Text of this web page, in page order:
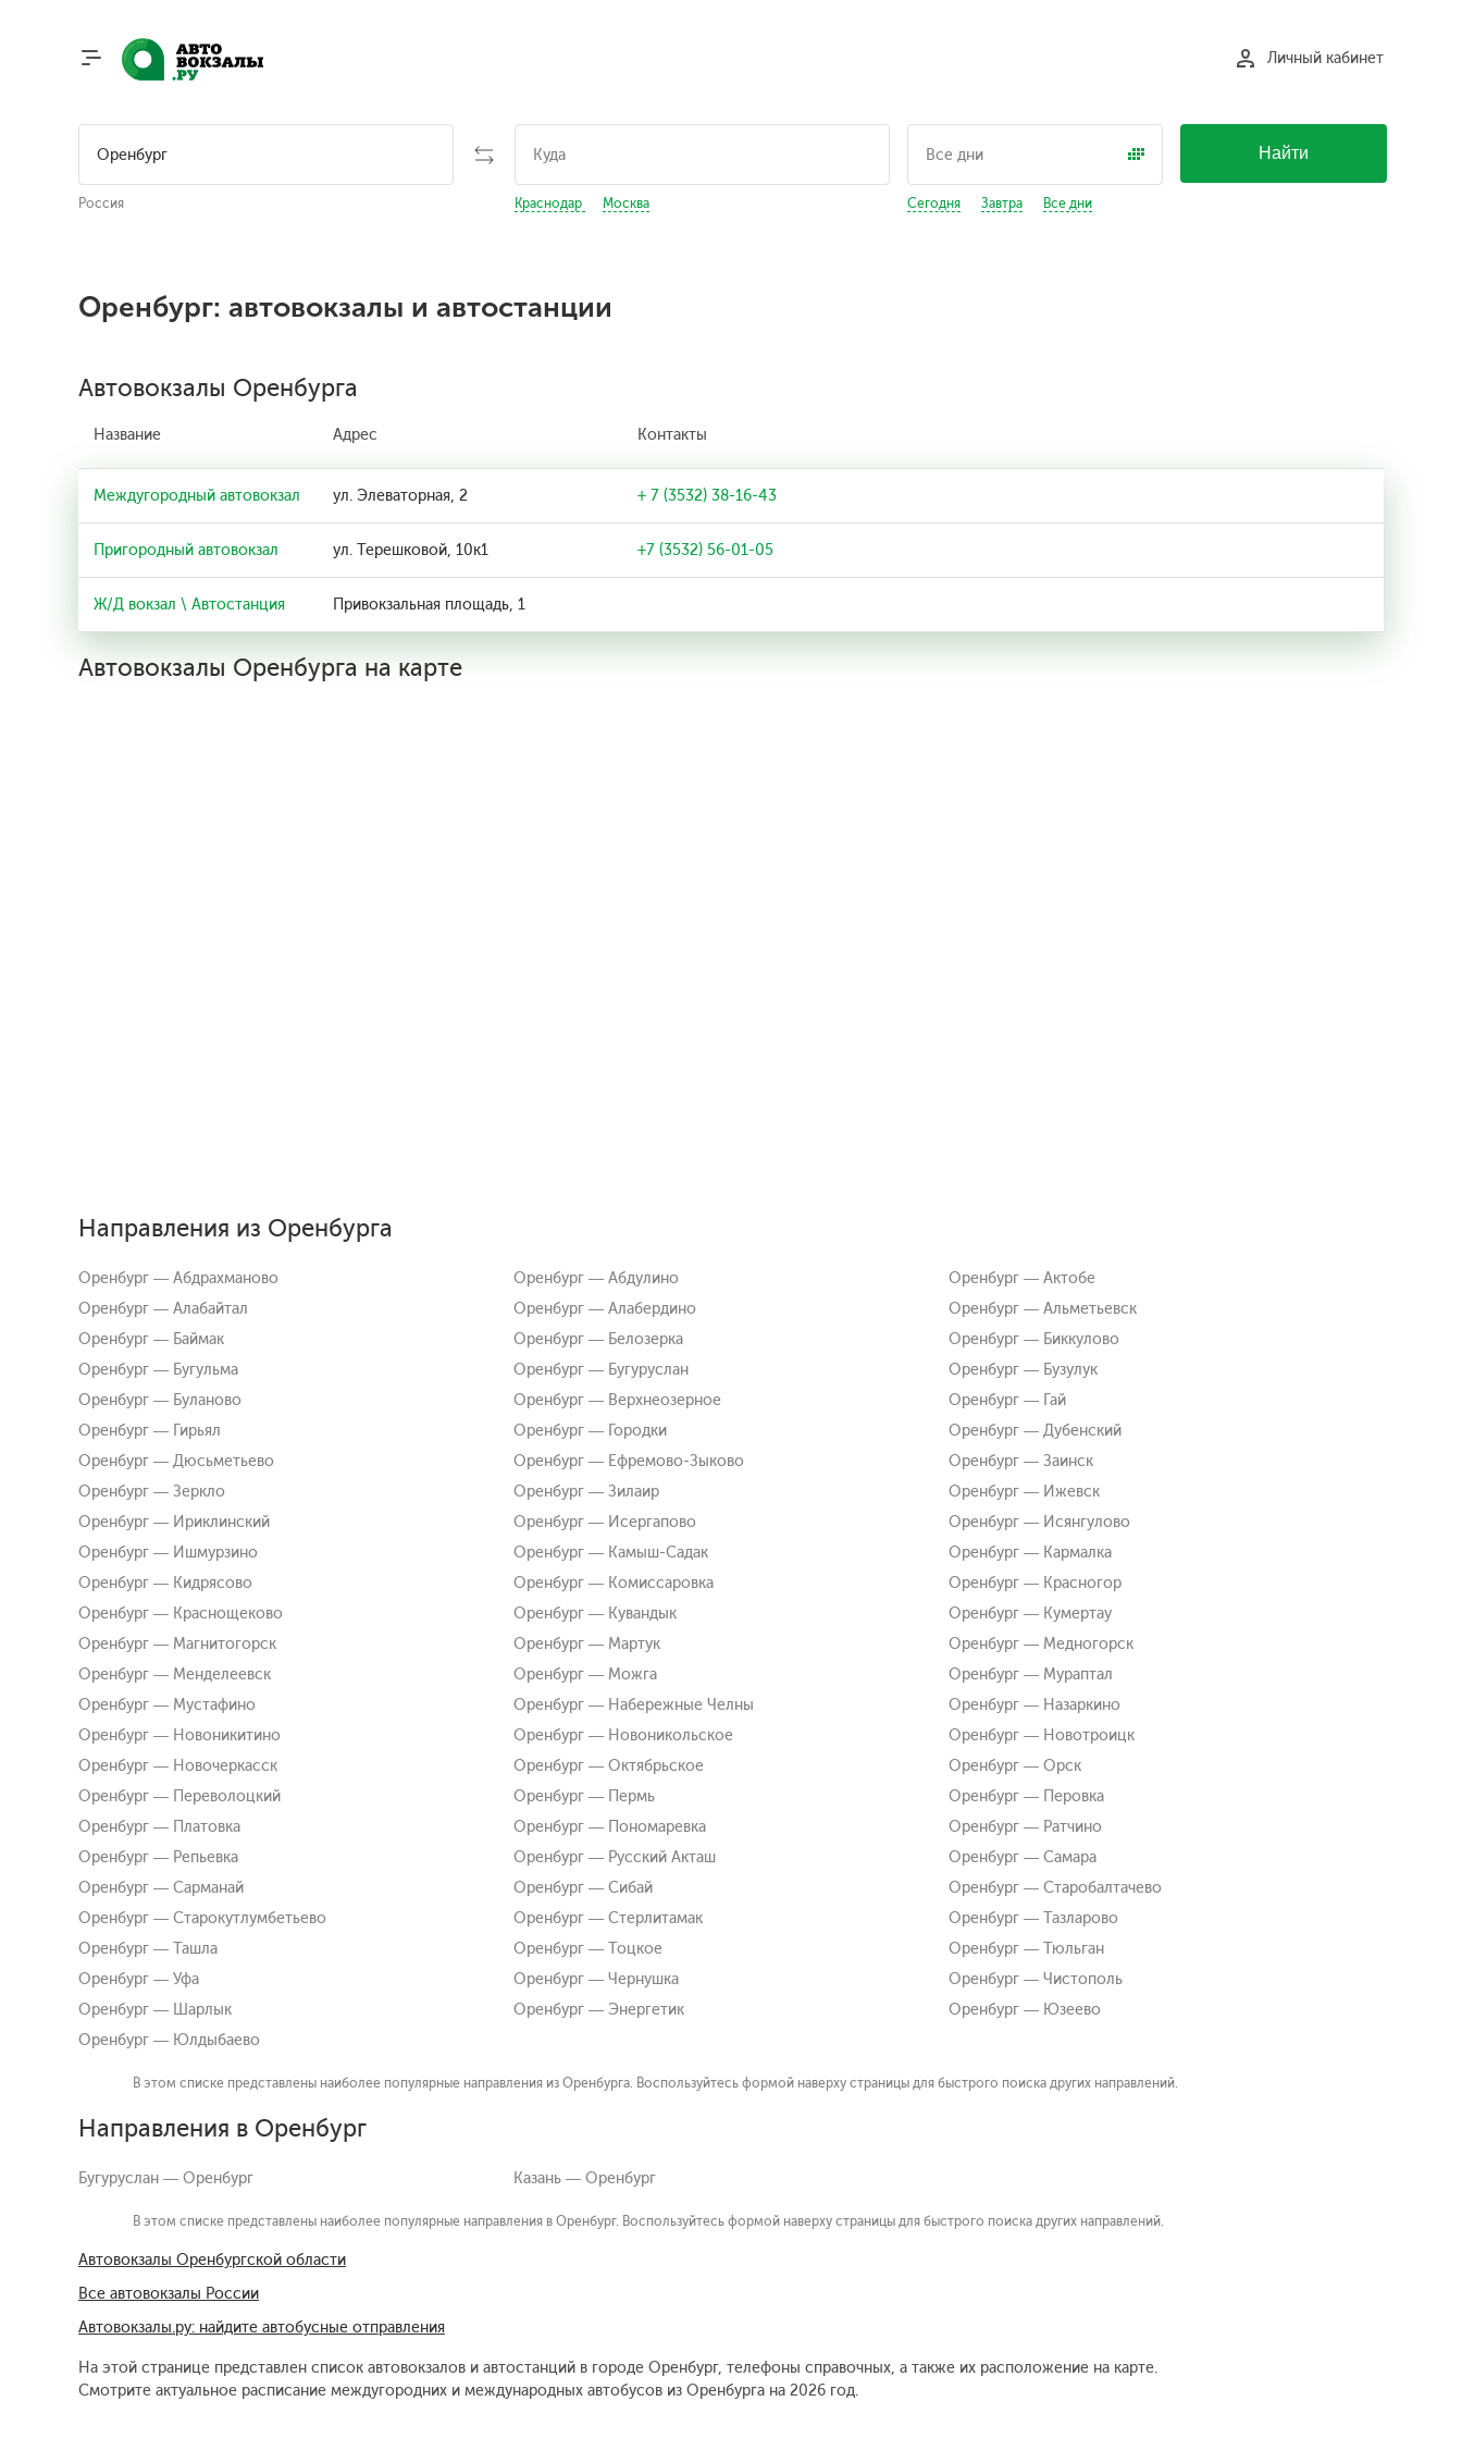
Личный кабинет
Россия Краснодар Москва Сегодня Завтра Все дни
Найти
Оренбург: автовокзалы и автостанции
Автовокзалы Оренбурга
Название Адрес Контакты
Междугородный автовокзал ул. Элеваторная, 2 + 7 (3532) 38-16-43
Пригородный автовокзал ул. Терешковой, 10к1 +7 (3532) 56-01-05
Ж/Д вокзал \ Автостанция Привокзальная площадь, 1
Автовокзалы Оренбурга на карте
Направления из Оренбурга
Оренбург — Абдрахманово Оренбург — Абдулино
Оренбург — Актобе
Оренбург — Алабайтал
Оренбург — Алабердино
Оренбург — Альметьевск
Оренбург — Баймак
Оренбург — Белозерка
Оренбург — Биккулово
Оренбург — Бугульма
Оренбург — Бугуруслан
Оренбург — Бузулук
Оренбург — Буланово
Оренбург — Верхнеозерное
Оренбург — Гай
Оренбург — Гирьял
Оренбург — Городки
Оренбург — Дубенский
Оренбург — Дюсьметьево
Оренбург — Ефремово-Зыково
Оренбург — Заинск
Оренбург — Зеркло
Оренбург — Зилаир
Оренбург — Ижевск
Оренбург — Ириклинский
Оренбург — Исергапово
Оренбург — Исянгулово
Оренбург — Ишмурзино
Оренбург — Камыш-Садак
Оренбург — Кармалка
Оренбург — Кидрясово
Оренбург — Комиссаровка
Оренбург — Красногор
Оренбург — Краснощеково
Оренбург — Кувандык
Оренбург — Кумертау
Оренбург — Магнитогорск
Оренбург — Мартук
Оренбург — Медногорск
Оренбург — Менделеевск
Оренбург — Можга
Оренбург — Мураптал
Оренбург — Мустафино
Оренбург — Набережные Челны
Оренбург — Назаркино
Оренбург — Новоникитино
Оренбург — Новоникольское
Оренбург — Новотроицк
Оренбург — Новочеркасск
Оренбург — Октябрьское
Оренбург — Орск
Оренбург — Переволоцкий
Оренбург — Пермь
Оренбург — Перовка
Оренбург — Платовка
Оренбург — Пономаревка
Оренбург — Ратчино
Оренбург — Репьевка
Оренбург — Русский Акташ
Оренбург — Самара
Оренбург — Сарманай
Оренбург — Сибай
Оренбург — Старобалтачево
Оренбург — Старокутлумбетьево
Оренбург — Стерлитамак
Оренбург — Тазларово
Оренбург — Ташла
Оренбург — Тоцкое
Оренбург — Тюльган
Оренбург — Уфа
Оренбург — Чернушка
Оренбург — Чистополь
Оренбург — Шарлык
Оренбург — Энергетик
Оренбург — Юзеево
Оренбург — Юлдыбаево
В этом списке представлены наиболее популярные направления из Оренбурга. Воспользуйтесь формой наверху страницы для быстрого поиска других направлений.
Направления в Оренбург
Бугуруслан — Оренбург Казань — Оренбург
В этом списке представлены наиболее популярные направления в Оренбург. Воспользуйтесь формой наверху страницы для быстрого поиска других направлений.
Автовокзалы Оренбургской области
Все автовокзалы России
Автовокзалы.ру: найдите автобусные отправления
На этой странице представлен список автовокзалов и автостанций в городе Оренбург, телефоны справочных, а также их расположение на карте.
Смотрите актуальное расписание междугородних и международных автобусов из Оренбурга на 2026 год.